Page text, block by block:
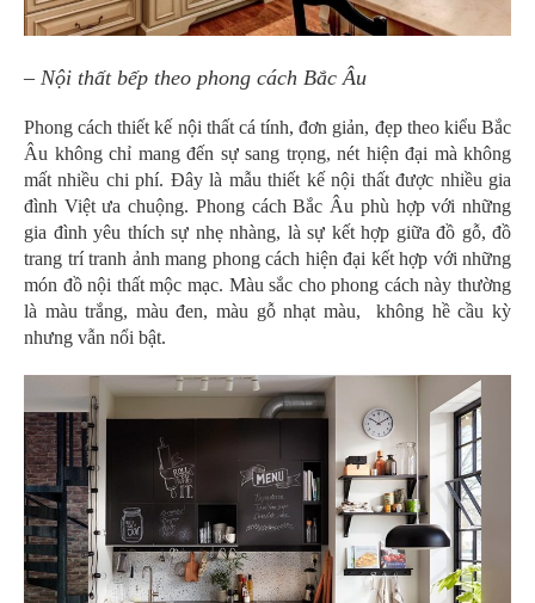
– Nội thất bếp theo phong cách Bắc Âu
Phong cách thiết kế nội thất cá tính, đơn giản, đẹp theo kiểu Bắc
Âu không chỉ mang đến sự sang trọng, nét hiện đại mà không
mất nhiều chi phí. Đây là mẫu thiết kế nội thất được nhiều gia
đình Việt ưa chuộng. Phong cách Bắc Âu phù hợp với những
gia đình yêu thích sự nhẹ nhàng, là sự kết hợp giữa đồ gỗ, đồ
trang trí tranh ảnh mang phong cách hiện đại kết hợp với những
món đồ nội thất mộc mạc. Màu sắc cho phong cách này thường
là màu trắng, màu đen, màu gỗ nhạt màu, không hề cầu kỳ
nhưng vẫn nổi bật.